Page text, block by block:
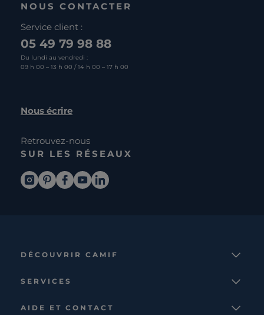
NOUS CONTACTER
Service client :
05 49 79 98 88
Du lundi au vendredi :
09 h 00 – 13 h 00 / 14 h 00 – 17 h 00
Nous écrire
Retrouvez-nous
SUR LES RÉSEAUX
DÉCOUVRIR CAMIF
Nos collections
SERVICES
AIDE ET CONTACT